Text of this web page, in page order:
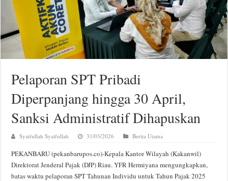
Pelaporan SPT Pribadi
Diperpanjang hingga 30 April,
Sanksi Administratif Dihapuskan
Syaifullah Syaifullah 31/03/2026 Berita Utama
PEKANBARU (pekanbarupos.co)-Kepala Kantor Wilayah (Kakanwil)
Direktorat Jenderal Pajak (DJP) Riau. YFR Hermiyana mengungkapkan,
batas waktu pelaporan SPT Tahunan Individu untuk Tahun Pajak 2025